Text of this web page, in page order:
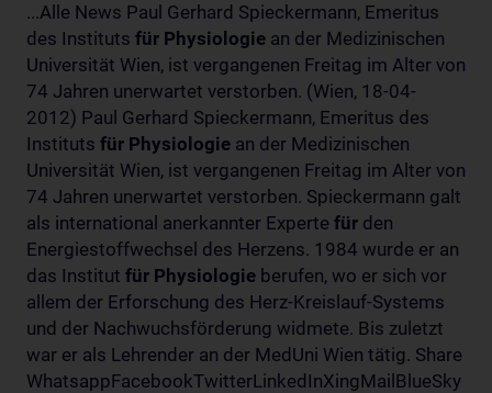
...Alle News Paul Gerhard Spieckermann, Emeritus
des Instituts für Physiologie an der Medizinischen
Universität Wien, ist vergangenen Freitag im Alter von
74 Jahren unerwartet verstorben. (Wien, 18-04-
2012) Paul Gerhard Spieckermann, Emeritus des
Instituts für Physiologie an der Medizinischen
Universität Wien, ist vergangenen Freitag im Alter von
74 Jahren unerwartet verstorben. Spieckermann galt
als international anerkannter Experte für den
Energiestoffwechsel des Herzens. 1984 wurde er an
das Institut für Physiologie berufen, wo er sich vor
allem der Erforschung des Herz-Kreislauf-Systems
und der Nachwuchsförderung widmete. Bis zuletzt
war er als Lehrender an der MedUni Wien tätig. Share
WhatsappFacebookTwitterLinkedInXingMailBlueSky